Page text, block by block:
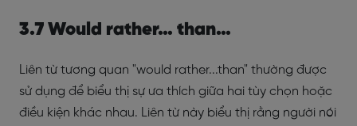
3.7 Would rather… than…
Liên từ tương quan "would rather...than" thường được
sử dụng để biểu thị sự ưa thích giữa hai tùy chọn hoặc
điều kiện khác nhau. Liên từ này biểu thị rằng người nói